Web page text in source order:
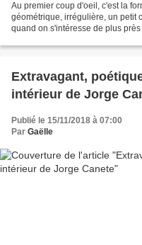
Au premier coup d'oeil, c'est la
géométrique, irrégulière, un petit
quand on s'intéresse de plus
Extravagant,
intérieur de Jorge
Publié le 15/11/2018 à 07:00
Par Gaëlle